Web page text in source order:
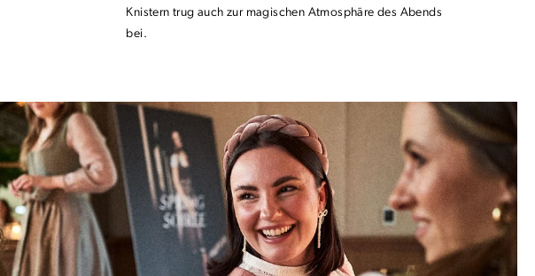
Knistern trug auch zur magischen Atmosphäre des Abends
bei.